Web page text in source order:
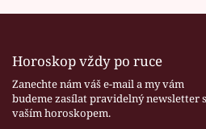
Horoskop vždy po ruce
Zanechte nám váš e-mail a my vám
budeme zasílat pravidelný newsletter s
vaším horoskopem.